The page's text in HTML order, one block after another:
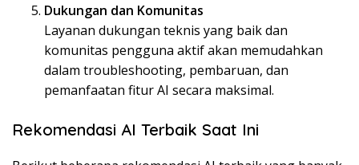
Dukungan dan Komunitas
Layanan dukungan teknis yang baik dan
komunitas pengguna aktif akan memudahkan
dalam troubleshooting, pembaruan, dan
pemanfaatan fitur AI secara maksimal.
Rekomendasi AI Terbaik Saat Ini